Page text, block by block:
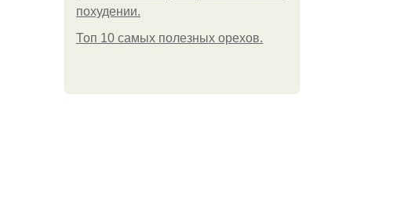
похудении.
Топ 10 самых полезных орехов.